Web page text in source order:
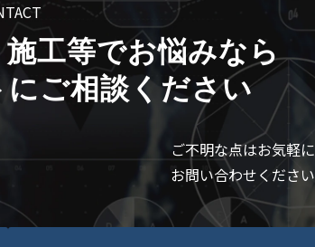
工等でお悩みなら
ご相談ください
ご不明な点はお気軽に
お問い合わせください